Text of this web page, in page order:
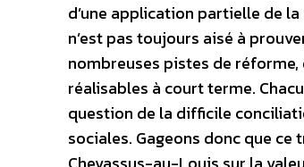
d’une application partielle de
n’est pas toujours aisé à
nombreuses pistes de réforme,
réalisables à court terme.
question de la difficile
sociales. Gageons donc que